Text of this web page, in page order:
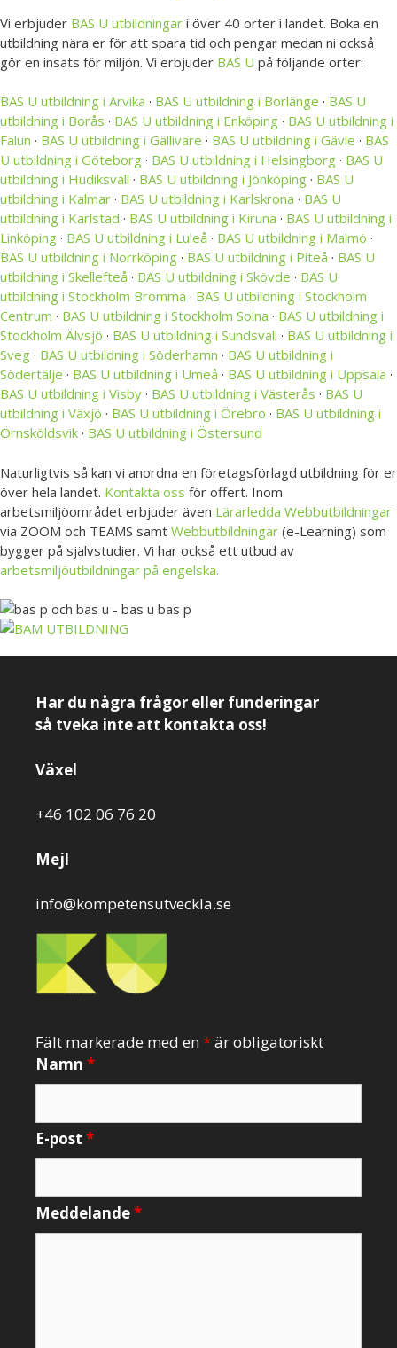
Vi erbjuder BAS U utbildningar i över 40 orter i landet. Boka en
utbildning nära er för att spara tid och pengar medan ni också
gör en insats för miljön. Vi erbjuder BAS U på följande orter:
BAS U utbildning i Arvika · BAS U utbildning i Borlänge · BAS U
utbildning i Borås · BAS U utbildning i Enköping · BAS U utbildning i
Falun · BAS U utbildning i Gällivare · BAS U utbildning i Gävle · BAS
U utbildning i Göteborg · BAS U utbildning i Helsingborg · BAS U
utbildning i Hudiksvall · BAS U utbildning i Jönköping · BAS U
utbildning i Kalmar · BAS U utbildning i Karlskrona · BAS U
utbildning i Karlstad · BAS U utbildning i Kiruna · BAS U utbildning i
Linköping · BAS U utbildning i Luleå · BAS U utbildning i Malmö ·
BAS U utbildning i Norrköping · BAS U utbildning i Piteå · BAS U
utbildning i Skellefteå · BAS U utbildning i Skövde · BAS U
utbildning i Stockholm Bromma · BAS U utbildning i Stockholm
Centrum · BAS U utbildning i Stockholm Solna · BAS U utbildning i
Stockholm Älvsjö · BAS U utbildning i Sundsvall · BAS U utbildning i
Sveg · BAS U utbildning i Söderhamn · BAS U utbildning i
Södertälje · BAS U utbildning i Umeå · BAS U utbildning i Uppsala ·
BAS U utbildning i Visby · BAS U utbildning i Västerås · BAS U
utbildning i Växjö · BAS U utbildning i Örebro · BAS U utbildning i
Örnsköldsvik · BAS U utbildning i Östersund
Naturligtvis så kan vi anordna en företagsförlagd utbildning för er
över hela landet. Kontakta oss för offert. Inom
arbetsmiljöområdet erbjuder även Lärarledda Webbutbildningar
via ZOOM och TEAMS samt Webbutbildningar (e-Learning) som
bygger på självstudier. Vi har också ett utbud av
arbetsmiljöutbildningar på engelska.
Har du några frågor eller funderingar
så tveka inte att kontakta oss!
Växel
+46 102 06 76 20
Mejl
info@kompetensutveckla.se
Fält markerade med en*är obligatoriskt
Namn *
E-post *
Meddelande*